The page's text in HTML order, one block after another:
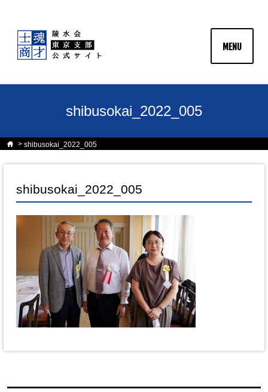
MENU
shibusokai_2022_005
shibusokai_2022_005
shibusokai_2022_005